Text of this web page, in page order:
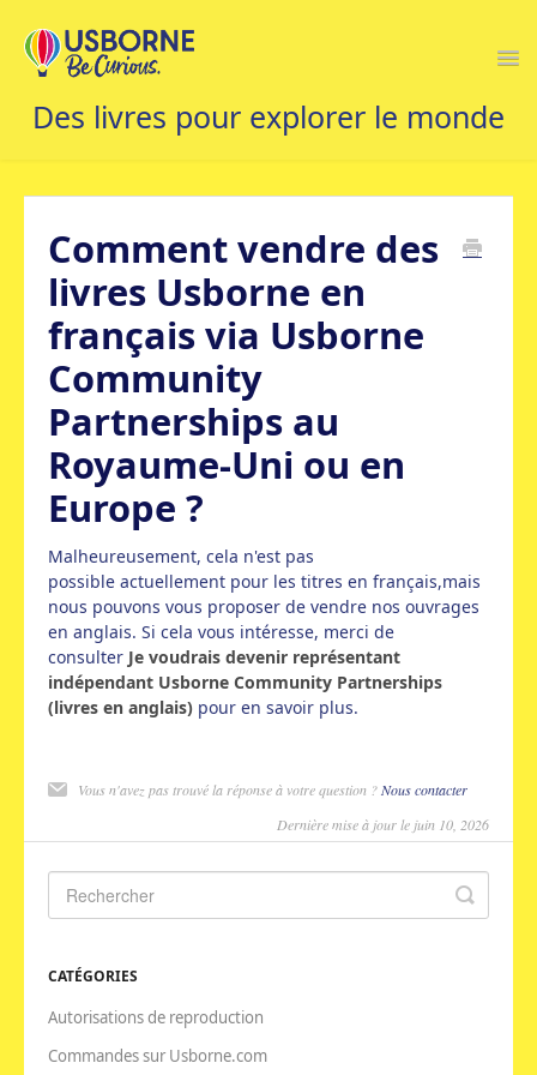
NOUS CONTACTER
Comment vendre des
livres Usborne en
français via Usborne
Community
Partnerships au
Royaume-Uni ou en
Europe ?
Malheureusement, cela n'est pas
possible actuellement pour les titres en français,mais
nous pouvons vous proposer de vendre nos ouvrages
en anglais. Si cela vous intéresse, merci de
consulter Je voudrais devenir représentant
indépendant Usborne Community Partnerships
(livres en anglais) pour en savoir plus.
Vous n'avez pas trouvé la réponse à votre question ?Nous contacter
Dernière mise à jour le juin 10, 2026
CATÉGORIES
Autorisations de reproduction
Commandes sur Usborne.com